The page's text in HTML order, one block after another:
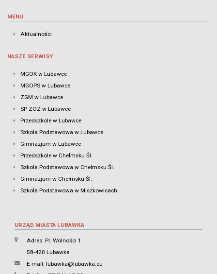
MENU
Aktualności
NASZE SERWISY
MGOK w Lubawce
MGOPS w Lubawce
ZGM w Lubawce
SP ZOZ w Lubawce
Przedszkole w Lubawce
Szkoła Podstawowa w Lubawce
Gimnazjum w Lubawce
Przedszkole w Chełmsku Śl.
Szkoła Podstawowa w Chełmsku Śl.
Gimnazjum w Chełmsku Śl.
Szkoła Podstawowa w Miszkowicach.
URZĄD MIASTA LUBAWKA
Adres: Pl. Wolności 1
58-420 Lubawka
E-mail: lubawka@lubawka.eu